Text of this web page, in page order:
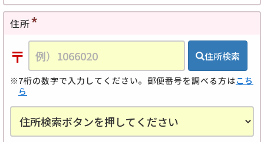
住所
〒 住所検索
7桁の数字で入力してください。郵便番号を調べる方はこち
ら